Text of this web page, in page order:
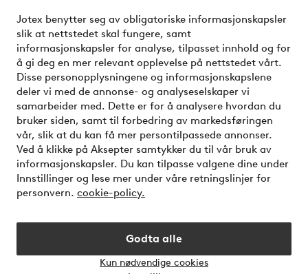
Jotex benytter seg av obligatoriske informasjonskapsler
slik at nettstedet skal fungere, samt
informasjonskapsler for analyse, tilpasset innhold og for
å gi deg en mer relevant opplevelse på nettstedet vårt.
Disse personopplysningene og informasjonskapslene
deler vi med de annonse- og analyseselskaper vi
samarbeider med. Dette er for å analysere hvordan du
bruker siden, samt til forbedring av markedsføringen
vår, slik at du kan få mer persontilpassede annonser.
Ved å klikke på Aksepter samtykker du til vår bruk av
informasjonskapsler. Du kan tilpasse valgene dine under
Innstillinger og lese mer under våre retningslinjer for
personvern. cookie-policy.
Godta alle
Kun nødvendige cookies
Venner
Sikre betalinger - Betal direkte eller del opp
Vil du vite mer om våre betalingsalternativer?
elpy